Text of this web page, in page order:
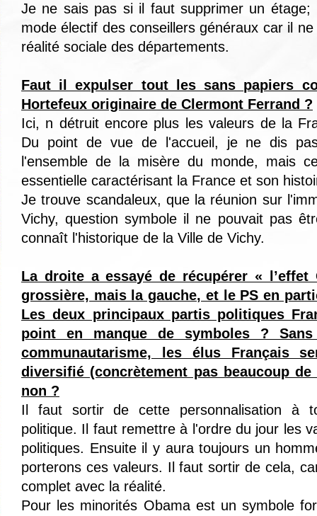
Je ne sais pas si il faut supprimer un
mode électif des conseillers généraux car il
réalité sociale des départements.
Faut il expulser tout les sans papiers
Hortefeux originaire de Clermont Ferrand ?
Ici, n détruit encore plus les valeurs de la
Du point de vue de l'accueil, je ne dis
l'ensemble de la misère du monde, mais
essentielle caractérisant la France et son
Je trouve scandaleux, que la réunion sur
Vichy, question symbole il ne pouvait pas
connaît l'historique de la Ville de Vichy.
La droite a essayé de récupérer « l’effet
grossière, mais la gauche, et le PS en
Les deux principaux partis politiques
point en manque de symboles ?
communautarisme, les élus Français
diversifié (concrètement pas beaucoup
non ?
Il faut sortir de cette personnalisation à
politique. Il faut remettre à l'ordre du jour les
politiques. Ensuite il y aura toujours un
porterons ces valeurs. Il faut sortir de cela,
complet avec la réalité.
Pour les minorités Obama est un symbole